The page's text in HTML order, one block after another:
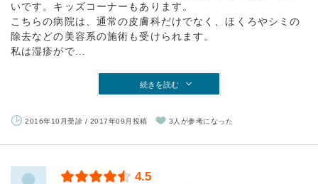
いです。キッズコーナーもあります。
こちらの病院は、通常の皮膚科だけでなく、ほくろやシミの
除去などの美容系の施術も受けられます。
私は湿疹がで...
続きを読む
2016年10月受診 / 2017年09月投稿 3人が参考になった
4.5